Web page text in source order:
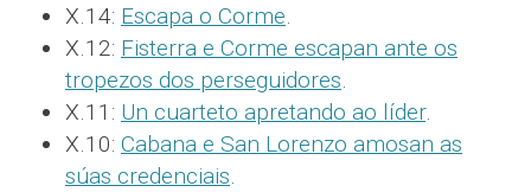
X.14: Escapa o Corme.
X.12: Fisterra e Corme escapan ante os
tropezos dos perseguidores.
X.11: Un cuarteto apretando ao líder.
X.10: Cabana e San Lorenzo amosan as
súas credenciais.